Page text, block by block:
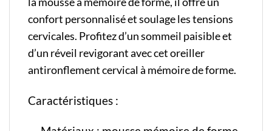
confort personnalisé et soulage les tensions
cervicales. Profitez d’un sommeil paisible et
d’un réveil revigorant avec cet oreiller
antironflement cervical à mémoire de forme.
Caractéristiques :